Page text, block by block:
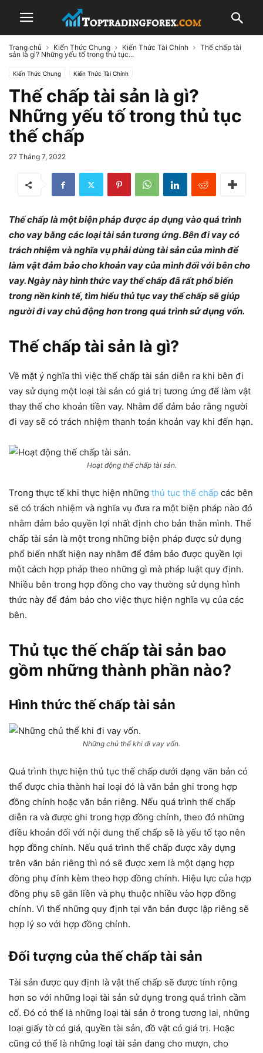
Trang chủ Kiến Thức Chung Kiến Thức Tài Chính
Thế chấp tài
sản là gì? Những yếu tố trong thủ tục...
Kiến Thức Chung Kiến Thức Tài Chính
Thế chấp tài sản là gì?
Những yếu tố trong thủ tục
thế chấp
27 Tháng 7, 2022
Thế chấp là một biện pháp được áp dụng vào quá trình
cho vay bằng các loại tài sản tương ứng. Bên đi vay có
trách nhiệm và nghĩa vụ phải dùng tài sản của mình để
làm vật đảm bảo cho khoản vay của mình đối với bên cho
vay. Ngày này hình thức vay thế chấp đã rất phổ biến
trong nền kinh tế, tìm hiểu thủ tục vay thế chấp sẽ giúp
người đi vay chủ động hơn trong quá trình sử dụng vốn.
Thế chấp tài sản là gì?
Về mặt ý nghĩa thì việc thế chấp tài sản diễn ra khi bên đi
vay sử dụng một loại tài sản có giá trị tương ứng để làm vật
thay thế cho khoản tiền vay. Nhằm để đảm bảo rằng người
đi vay sẽ có trách nhiệm thanh toán khoản vay khi đến hạn.
Hoạt động thế chấp tài sản.
Trong thực tế khi thực hiện những thủ tục thế chấp các bên
sẽ có trách nhiệm và nghĩa vụ đưa ra một biện pháp nào đó
nhằm đảm bảo quyền lợi nhất định cho bản thân mình. Thế
chấp tài sản là một trong những biện pháp được sử dụng
phổ biến nhất hiện nay nhằm để đảm bảo được quyền lợi
một cách hợp pháp theo những gì mà pháp luật quy định.
Nhiều bên trong hợp đồng cho vay thường sử dụng hình
thức này để đảm bảo cho việc thực hiện nghĩa vụ của các
bên.
Thủ tục thế chấp tài sản bao
gồm những thành phần nào?
Hình thức thế chấp tài sản
Những chủ thể khi đi vay vốn.
Quá trình thực hiện thủ tục thế chấp dưới dạng văn bản có
thể được chia thành hai loại đó là văn bản ghi trong hợp
đồng chính hoặc văn bản riêng. Nếu quá trình thế chấp
diễn ra và được ghi trong hợp đồng chính, theo đó những
điều khoản đối với nội dung thế chấp sẽ là yếu tố tạo nên
hợp đồng chính. Nếu quá trình thế chấp được xây dựng
trên văn bản riêng thì nó sẽ được xem là một dạng hợp
đồng phụ đính kèm theo hợp đồng chính. Hiệu lực của hợp
đồng phụ sẽ gắn liền và phụ thuộc nhiều vào hợp đồng
chính. Vì thế những quy định tại văn bản được lập riêng sẽ
hợp lý so với hợp đồng chính.
Đối tượng của thế chấp tài sản
Tài sản được quy định là vật thế chấp sẽ được tính rộng
hơn so với những loại tài sản sử dụng trong quá trình cầm
cố. Đó có thể là những loại tài sản ở trong tương lai, những
loại giấy tờ có giá, quyền tài sản, đồ vật có giá trị. Hoặc
cũng có thể là những loại tài sản đang cho mượn, cho